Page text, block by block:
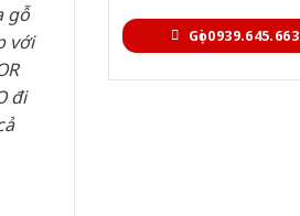
Gọi 0939.645.663
gỗ
với
đi